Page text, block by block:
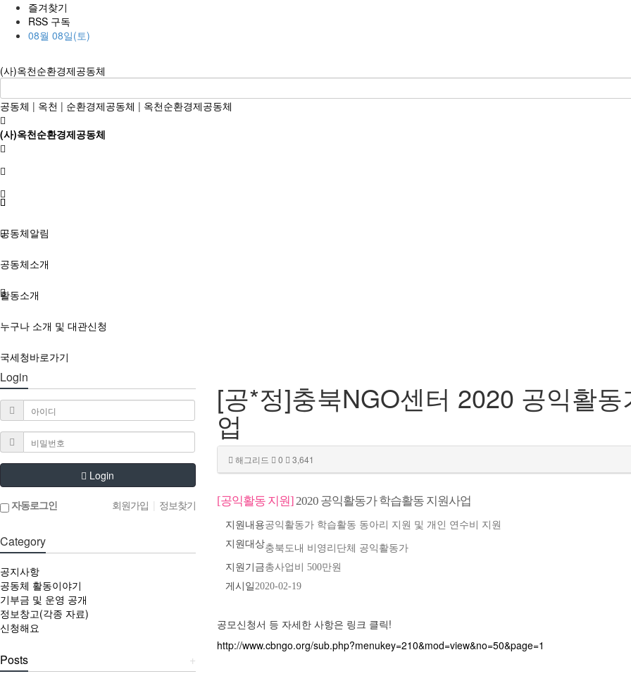
즐겨찾기
RSS 구독
08월 08일(토)
(사)옥천순환경제공동체
공동체 | 옥천 | 순환경제공동체 | 옥천순환경제공동체
(사)옥천순환경제공동체
공동체알림
공동체소개
활동소개
누구나 소개 및 대관신청
국세청바로가기
[공*정]충북NGO센터 2020 공익활
업
해그리드 0 3,641
[공익활동 지원]2020 공익활동가 학습활동 지원사업
지원내용공익활동가 학습활동 동아리 지원 및 개인 연수비 지원
지원대상충북도내 비영리단체 공익활동가
지원기금총사업비 500만원
게시일2020-02-19
공모신청서 등 자세한 사항은 링크 클릭!
http://www.cbngo.org/sub.php?menukey=210&mod=view&no=50&page=1
Login
Login
자동로그인 회원가입 정보찾기
Category
공지사항
공동체 활동이야기
기부금 및 운영 공개
정보창고(각종 자료)
신청해요
+
Posts